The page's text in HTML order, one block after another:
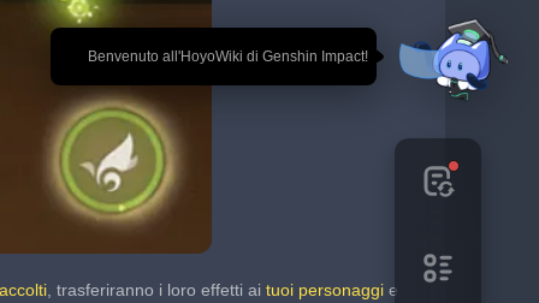
🎉 Benvenuto all'HoyoWiki di Genshin Impact!
, trasferiranno i loro effetti ai tuoi personaggi e